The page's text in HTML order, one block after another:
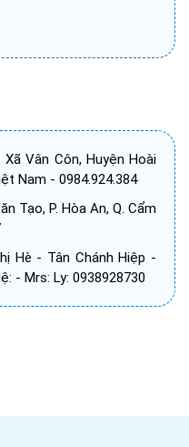
Vân Côn, Huyện Hoài
Nam - 0984.924.384
Tạo, P. Hòa An, Q. Cẩm
Hè - Tân Chánh Hiệp -
- Mrs: Ly: 0938928730